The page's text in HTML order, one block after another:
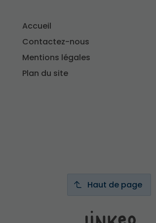
Accueil
Contactez-nous
Mentions légales
Plan du site
Haut de page